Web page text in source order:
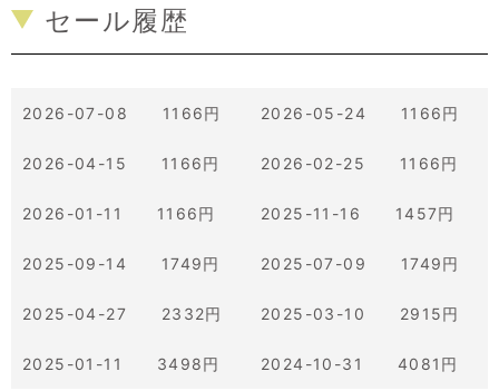
セール履歴
2026-07-08 1166円 2026-05-24 1166円
2026-04-15 1166円 2026-02-25 1166円
2026-01-11 1166円 2025-11-16 1457円
2025-09-14 1749円 2025-07-09 1749円
2025-04-27 2332円 2025-03-10 2915円
2025-01-11 3498円 2024-10-31 4081円